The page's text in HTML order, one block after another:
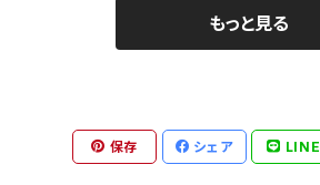
もっと見る
保存 シェア LINE